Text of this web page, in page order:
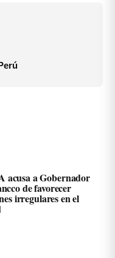
acusa a Gobernador
de favorecer
irregulares en el